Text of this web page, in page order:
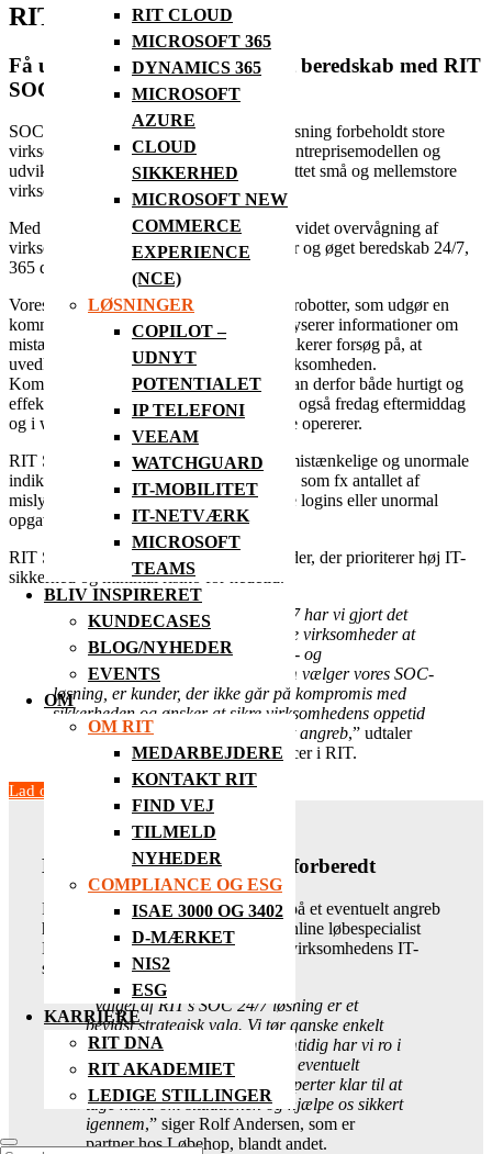
RIT CLOUD
MICROSOFT 365
DYNAMICS 365
MICROSOFT
AZURE
CLOUD
SIKKERHED
MICROSOFT NEW
COMMERCE
EXPERIENCE
(NCE)
LØSNINGER
COPILOT –
UDNYT
POTENTIALET
IP TELEFONI
VEEAM
WATCHGUARD
IT-MOBILITET
IT-NETVÆRK
MICROSOFT
TEAMS
BLIV INSPIRERET
KUNDECASES
BLOG/NYHEDER
EVENTS
OM
OM RIT
MEDARBEJDERE
KONTAKT RIT
FIND VEJ
TILMELD
NYHEDER
COMPLIANCE OG ESG
ISAE 3000 OG 3402
D-MÆRKET
NIS2
ESG
KARRIERE
RIT DNA
RIT AKADEMIET
LEDIGE STILLINGER
RIT SOC 24/7
Få udvidet overvågning og øget beredskab med RIT
SOC
SOC er som regel en omkostningstung løsning forbeholdt store
virksomheder, men i RIT har vi skaleret entreprisemodellen og
udviklet vores egen RIT SOC 24/7 målrettet små og mellemstore
virksomheder.
Med RIT SOC 24/7 får virksomheden udvidet overvågning af
virksomhedens sikkerhedsforanstaltninger og øget beredskab 24/7,
365 dage om året.
Vores SOC består af både mennesker og robotter, som udgør en
kommandocentral, der overvåger og analyserer informationer om
mistænkelig og unormal adfærd, som indikerer forsøg på, at
uvedkommende er ved at trænge ind i virksomheden.
Kommandocentralen agerer i realtid og kan derfor både hurtigt og
effektivt stoppe forsøg på indtrængning – også fredag eftermiddag
og i weekenden, hvor mange it-kriminelle opererer.
RIT SOC 24/7 reagerer blandt andet på mistænkelige og unormale
indikatorer på arbejdsstationer og servere, som fx antallet af
mislykkedes logins, unormale og umulige logins eller unormal
opgave- og filhåndtering.
RIT SOC 24/7 er relevant for virksomheder, der prioriterer høj IT-
sikkerhed og minimal risiko for nedetid.
Med lanceringen af RIT SOC 24/7 har vi gjort det
fordelagtigt for små og mellemstore virksomheder at
investere i en udvidet IT-sikkerheds- og
beredskabsløsning. De kunder, som vælger vores SOC-
løsning, er kunder, der ikke går på kompromis med
sikkerheden og ønsker at sikre virksomhedens oppetid
så godt som muligt ved et eventuelt angreb,” udtaler
Kim Bonde,CTO & Security Officer i RIT.
Lad os hjælpe din virksomhed
Hos Løbeshop er man godt forberedt
For at være på forkant og forberedt på et eventuelt angreb
har ledelsen hos Danmarks største online løbespecialist
Løbeshop.dk besluttet at opgradere virksomhedens IT-
sikkerhedsniveau.
Valget af RIT’s SOC 24/7 løsning er et
bevidst strategisk valg. Vi tør ganske enkelt
ikke gå på kompromis, og samtidig har vi ro i
maven. For uanset hvornår et eventuelt
angreb skulle ramme, står eksperter klar til at
tage hånd om situationen og hjælpe os sikkert
igennem,” siger Rolf Andersen, som er
partner hos Løbehop, blandt andet.